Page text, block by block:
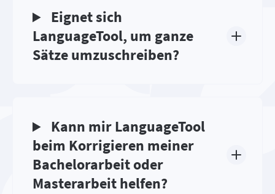
Eignet sich
LanguageTool, um ganze
Sätze umzuschreiben?
Kann mir LanguageTool
beim Korrigieren meiner
Bachelorarbeit oder
Masterarbeit helfen?